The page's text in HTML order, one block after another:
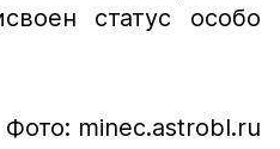
статус особо
Фото: minec.astrobl.ru